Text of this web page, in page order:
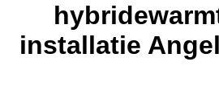
installatie